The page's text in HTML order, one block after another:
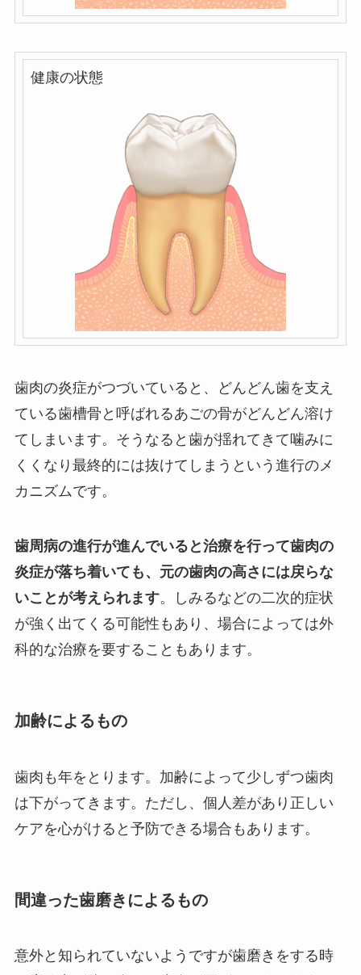
健康の状態
歯肉の炎症がつづいていると、どんどん歯を支え
ている歯槽骨と呼ばれるあごの骨がどんどん溶け
てしまいます。そうなると歯が揺れてきて噛みに
くくなり最終的には抜けてしまうという進行のメ
カニズムです。
歯周病の進行が進んでいると治療を行って歯肉の
炎症が落ち着いても、元の歯肉の高さには戻らな
いことが考えられます。しみるなどの二次的症状
が強く出てくる可能性もあり、場合によっては外
科的な治療を要することもあります。
加齢によるもの
歯肉も年をとります。加齢によって少しずつ歯肉
は下がってきます。ただし、個人差があり正しい
ケアを心がけると予防できる場合もあります。
間違った歯磨きによるもの
意外と知られていないようですが歯磨きをする時